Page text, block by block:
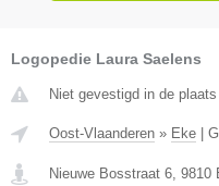
Logopedie Laura Saelens
Niet gevestigd in de
Oost-Vlaanderen » Eke
Nieuwe Bosstraat 6, 9810